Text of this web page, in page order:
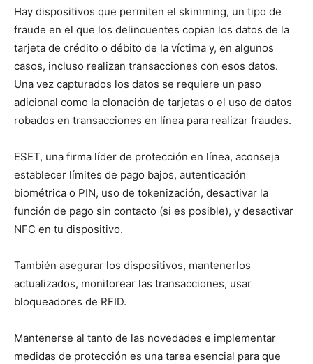
Hay dispositivos que permiten el skimming, un tipo de
fraude en el que los delincuentes copian los datos de la
tarjeta de crédito o débito de la víctima y, en algunos
casos, incluso realizan transacciones con esos datos.
Una vez capturados los datos se requiere un paso
adicional como la clonación de tarjetas o el uso de datos
robados en transacciones en línea para realizar fraudes.
ESET, una firma líder de protección en línea, aconseja
establecer límites de pago bajos, autenticación
biométrica o PIN, uso de tokenización, desactivar la
función de pago sin contacto (si es posible), y desactivar
NFC en tu dispositivo.
También asegurar los dispositivos, mantenerlos
actualizados, monitorear las transacciones, usar
bloqueadores de RFID.
Mantenerse al tanto de las novedades e implementar
medidas de protección es una tarea esencial para que